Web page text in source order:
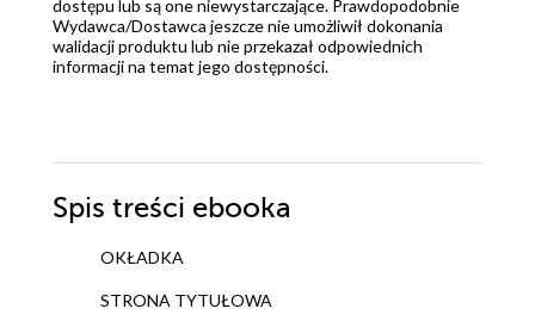
dostępu lub są one niewystarczające. Prawdopodobnie
Wydawca/Dostawca jeszcze nie umożliwił dokonania
walidacji produktu lub nie przekazał odpowiednich
informacji na temat jego dostępności.
Spis treści ebooka
OKŁADKA
STRONA TYTUŁOWA